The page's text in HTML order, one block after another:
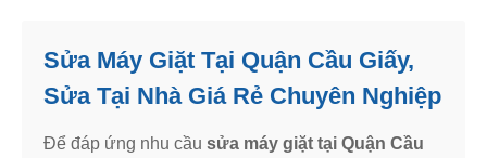
Sửa Máy Giặt Tại Quận Cầu Giấy,
Sửa Tại Nhà Giá Rẻ Chuyên Nghiệp
Để đáp ứng nhu cầu sửa máy giặt tại Quận Cầu